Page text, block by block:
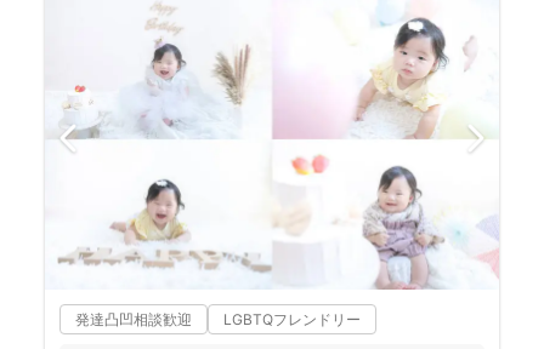
発達凸凹相談歓迎 LGBTQフレンドリー